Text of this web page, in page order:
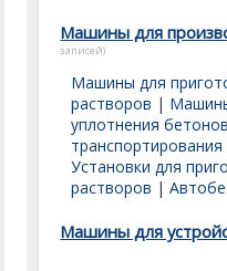
Машины для
записей)
Машины для
растворов |
уплотнения бетонов
Установки для
растворов |
Машины для